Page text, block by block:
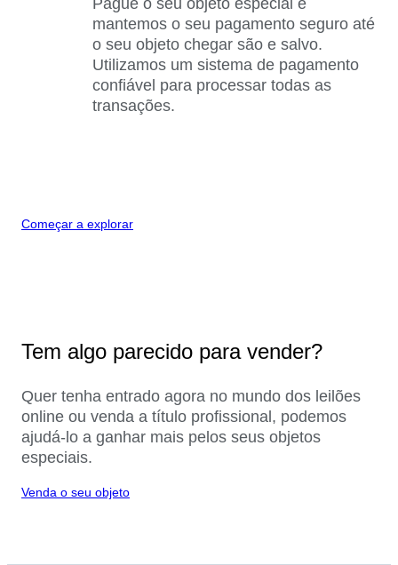
mantemos o seu pagamento seguro até
o seu objeto chegar são e salvo.
Utilizamos um sistema de pagamento
confiável para processar todas as
transações.
Começar a explorar
Tem algo parecido para vender?
Quer tenha entrado agora no mundo dos leilões
online ou venda a título profissional, podemos
ajudá-lo a ganhar mais pelos seus objetos
especiais.
Venda o seu objeto